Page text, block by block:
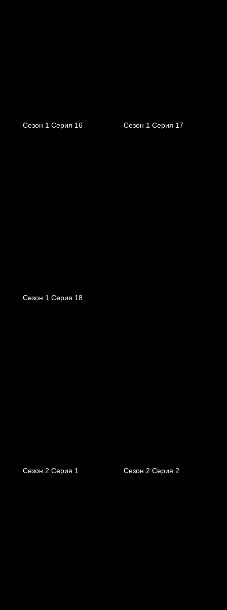
Сезон 1 Серия 16 Сезон 1 Серия 17
Сезон 1 Серия 18
Сезон 2 Серия 1 Сезон 2 Серия 2